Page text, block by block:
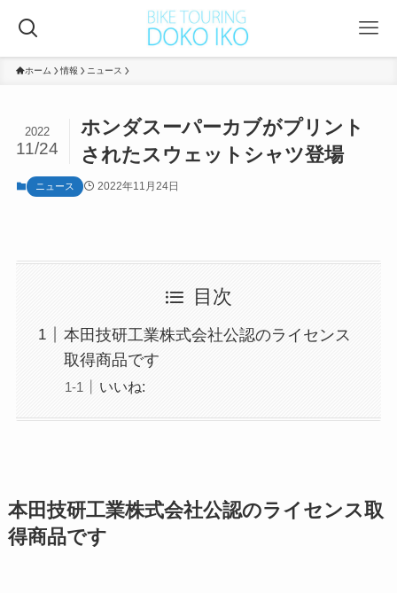
ホーム 情報 ニュース
ホンダスーパーカブがプリント
されたスウェットシャツ登場
2022
11/24
ニュース 2022年11月24日
目次
本田技研工業株式会社公認のライセンス
取得商品です
いいね:
本田技研工業株式会社公認のライセンス取
得商品です